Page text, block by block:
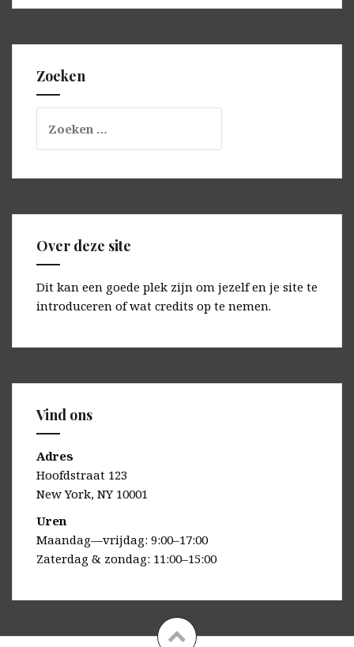
Zoeken
naar:
Over deze site
Dit kan een goede plek zijn om jezelf en je site te
introduceren of wat credits op te nemen.
Vind ons
Adres
Hoofdstraat 123
New York, NY 10001
Uren
Maandag—vrijdag: 9:00–17:00
Zaterdag & zondag: 11:00–15:00